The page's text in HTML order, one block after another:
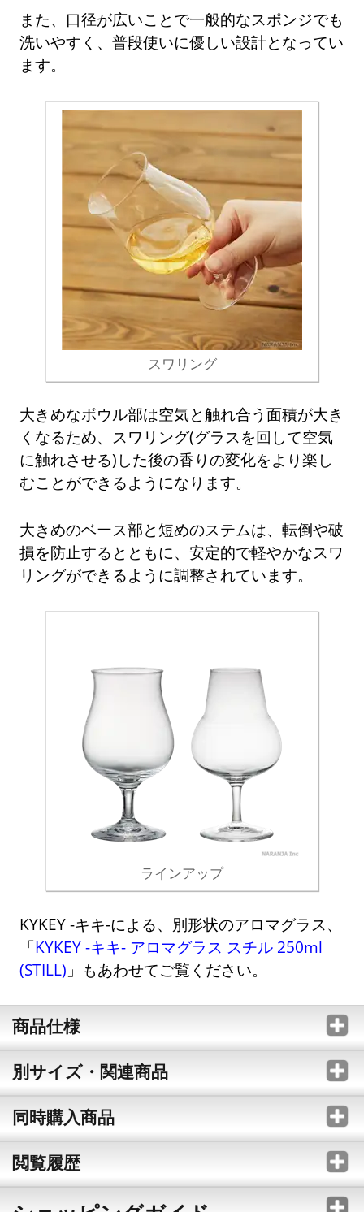
また、口径が広いことで一般的なスポンジでも
洗いやすく、普段使いに優しい設計となってい
ます。
スワリング
大きめなボウル部は空気と触れ合う面積が大き
くなるため、スワリング(グラスを回して空気
に触れさせる)した後の香りの変化をより楽し
むことができるようになります。
大きめのベース部と短めのステムは、転倒や破
損を防止するとともに、安定的で軽やかなスワ
リングができるように調整されています。
ラインアップ
KYKEY -キキ-による、別形状のアロマグラス、
「KYKEY -キキ- アロマグラス スチル 250ml
(STILL) 」もあわせてご覧ください。
商品仕様
別サイズ・関連商品
同時購入商品
閲覧履歴